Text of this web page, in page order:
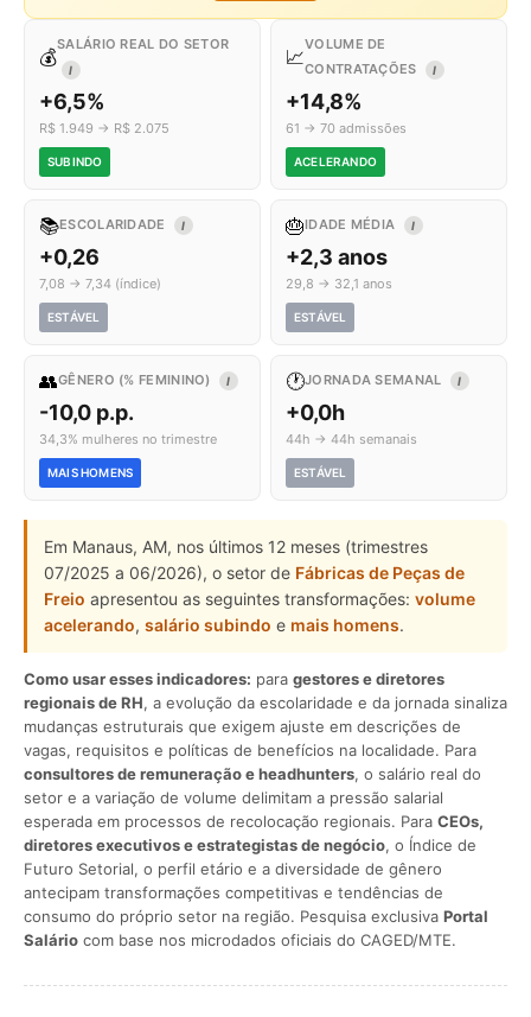
💰
SALÁRIO REAL DO SETOR
I
+6,5%
R$ 1.949 → R$ 2.075
SUBINDO
📈
VOLUME DE
CONTRATAÇÕES
I
+14,8%
61 → 70 admissões
ACELERANDO
📚ESCOLARIDADE I
+0,26
7,08 → 7,34 (índice)
ESTÁVEL
🎂IDADE MÉDIA I
+2,3 anos
29,8 → 32,1 anos
ESTÁVEL
👥GÊNERO (% FEMININO) I
-10,0 p.p.
34,3% mulheres no trimestre
MAIS HOMENS
🕐JORNADA SEMANAL I
+0,0h
44h → 44h semanais
ESTÁVEL
Em Manaus, AM, nos últimos 12 meses (trimestres
07/2025 a 06/2026), o setor de Fábricas de Peças de
Freio apresentou as seguintes transformações: volume
acelerando, salário subindo e mais homens.
Como usar esses indicadores: para gestores e diretores
regionais de RH, a evolução da escolaridade e da jornada sinaliza
mudanças estruturais que exigem ajuste em descrições de
vagas, requisitos e políticas de benefícios na localidade. Para
consultores de remuneração e headhunters, o salário real do
setor e a variação de volume delimitam a pressão salarial
esperada em processos de recolocação regionais. Para CEOs,
diretores executivos e estrategistas de negócio, o Índice de
Futuro Setorial, o perfil etário e a diversidade de gênero
antecipam transformações competitivas e tendências de
consumo do próprio setor na região. Pesquisa exclusiva Portal
Salário com base nos microdados oficiais do CAGED/MTE.